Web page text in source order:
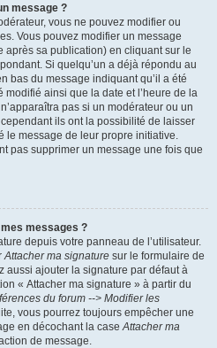
message ?
vous ne pouvez modifier ou
Vous pouvez modifier un message
sa publication) en cliquant sur le
Si quelqu’un a déjà répondu au
bas du message indiquant qu’il a été
modifié ainsi que la date et l’heure de la
pas si un modérateur ou un
ils ont la possibilité de laisser
le message de leur propre initiative.
pas supprimer un message une fois que
messages ?
depuis votre panneau de l’utilisateur.
Attacher ma signature sur le formulaire de
aussi ajouter la signature par défaut à
« Attacher ma signature » à partir du
du forum --> Modifier les
vous pourrez toujours empêcher une
en décochant la case Attacher ma
de message.